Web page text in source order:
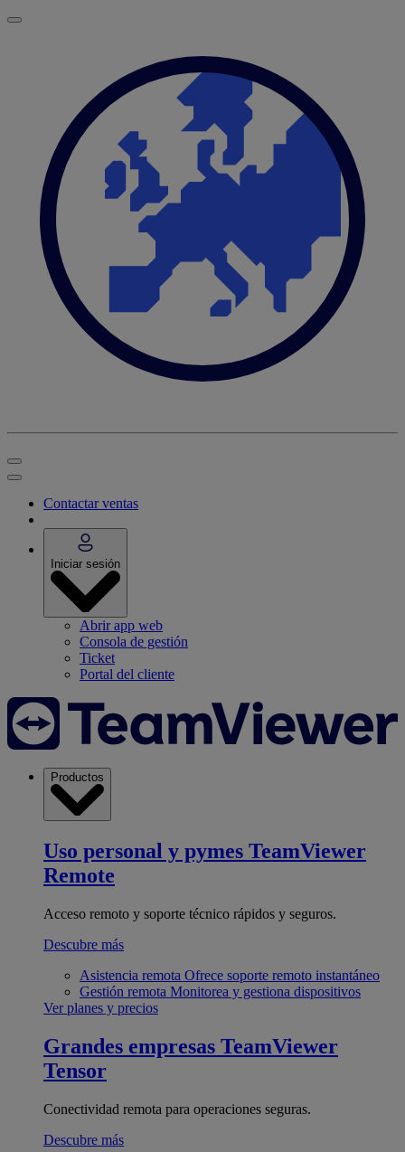
Contactar ventas
Iniciar sesión
Abrir app web
Consola de gestión
Ticket
Portal del cliente
Productos
Uso personal y pymes TeamViewer
Remote
Acceso remoto y soporte técnico rápidos y seguros.
Descubre más
Asistencia remota Ofrece soporte remoto instantáneo
Gestión remota Monitorea y gestiona dispositivos
Ver planes y precios
Grandes empresas TeamViewer
Tensor
Conectividad remota para operaciones seguras.
Descubre más